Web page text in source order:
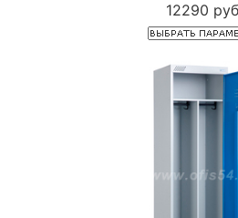
12290